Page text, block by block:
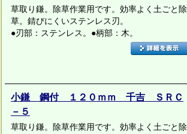
草取り鎌。除草作業用です。効率よく土ごと除
草。錆びにくいステンレス刃。
●刃部：ステンレス。●柄部：木。
小鎌 鋼付 １２０ｍｍ 千吉 ＳＲＣ
－５
草取り鎌。除草作業用です。効率よく土ごと除